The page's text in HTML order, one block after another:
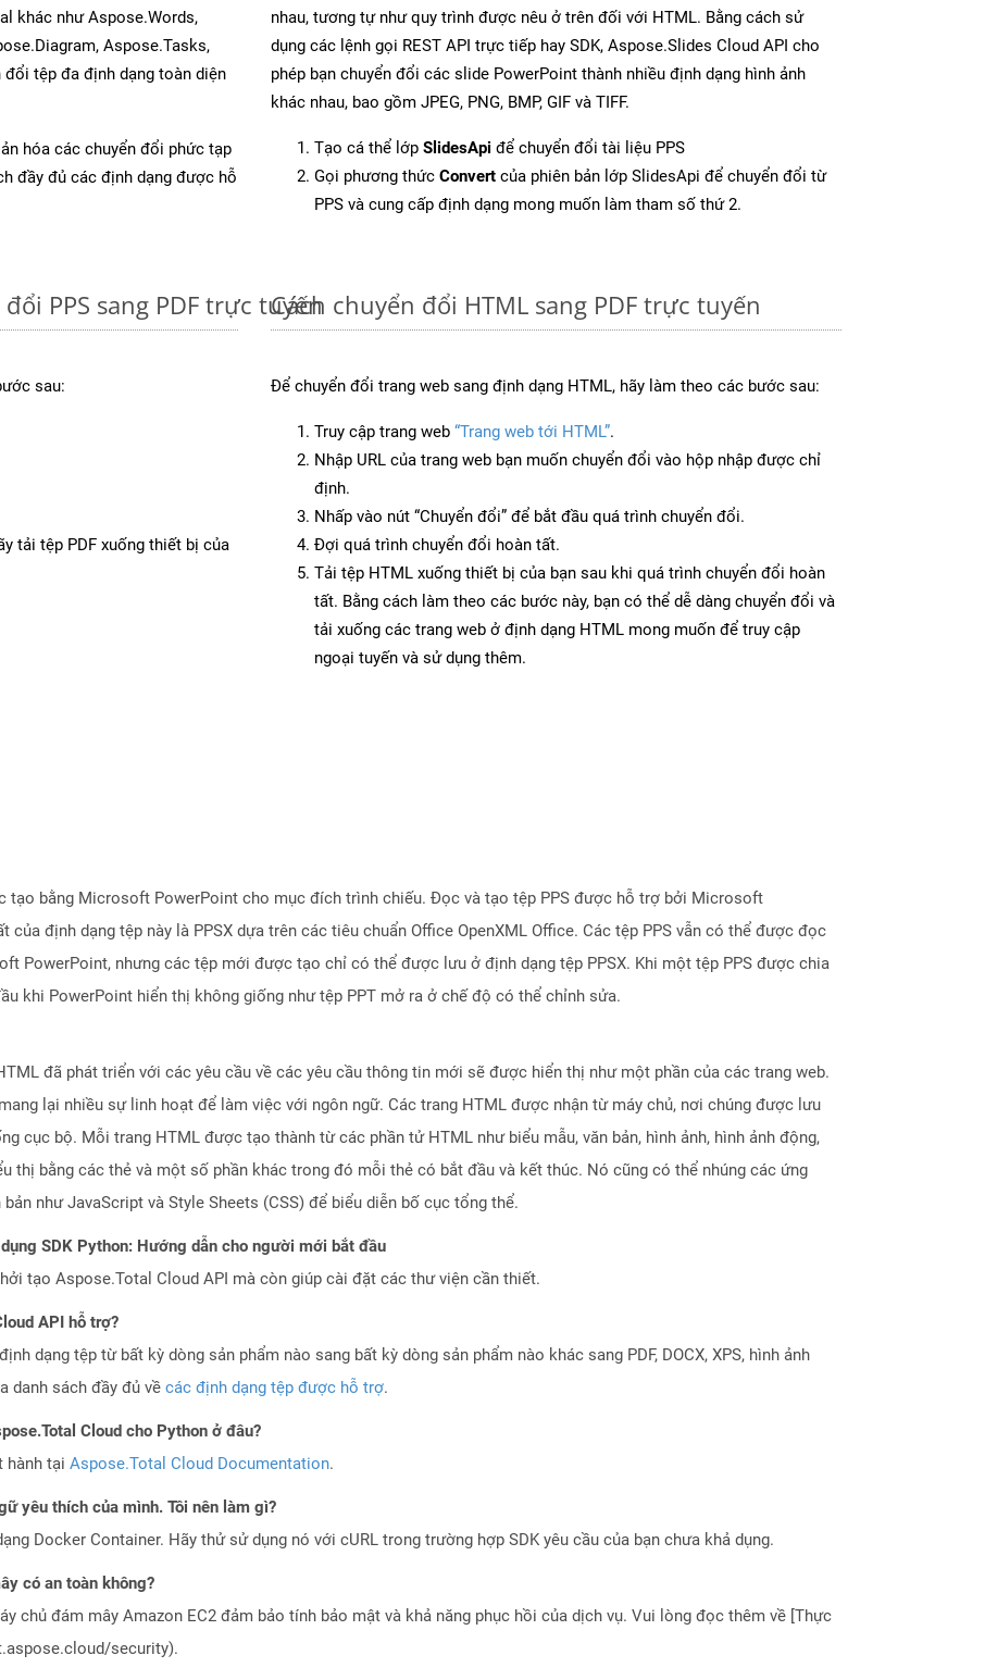
khác như Aspose.Words,
Aspose.Tasks,
tệp đa định dạng toàn diện
hóa các chuyển đổi phức tạp
đầy đủ các định dạng được hỗ
nhau, tương tự như quy trình được nêu ở trên đối với HTML. Bằng cách sử
dụng các lệnh gọi REST API trực tiếp hay SDK, Aspose.Slides Cloud API cho
phép bạn chuyển đổi các slide PowerPoint thành nhiều định dạng hình ảnh
khác nhau, bao gồm JPEG, PNG, BMP, GIF và TIFF.
Tạo cá thể lớp SlidesApi để chuyển đổi tài liệu PPS
Gọi phương thức Convert của phiên bản lớp SlidesApi để chuyển đổi từ
PPS và cung cấp định dạng mong muốn làm tham số thứ 2.
PPS sang PDF trực tuyến
sau:
tải tệp PDF xuống thiết bị của
Cách chuyển đổi HTML sang PDF trực tuyến
Để chuyển đổi trang web sang định dạng HTML, hãy làm theo các bước sau:
Truy cập trang web “Trang web tới HTML”.
Nhập URL của trang web bạn muốn chuyển đổi vào hộp nhập được chỉ
định.
Nhấp vào nút “Chuyển đổi” để bắt đầu quá trình chuyển đổi.
Đợi quá trình chuyển đổi hoàn tất.
Tải tệp HTML xuống thiết bị của bạn sau khi quá trình chuyển đổi hoàn
tất. Bằng cách làm theo các bước này, bạn có thể dễ dàng chuyển đổi và
tải xuống các trang web ở định dạng HTML mong muốn để truy cập
ngoại tuyến và sử dụng thêm.
tạo bằng Microsoft PowerPoint cho mục đích trình chiếu. Đọc và tạo tệp PPS được hỗ trợ bởi Microsoft
của định dạng tệp này là PPSX dựa trên các tiêu chuẩn Office OpenXML Office. Các tệp PPS vẫn có thể được đọc
PowerPoint, nhưng các tệp mới được tạo chỉ có thể được lưu ở định dạng tệp PPSX. Khi một tệp PPS được chia
khi PowerPoint hiển thị không giống như tệp PPT mở ra ở chế độ có thể chỉnh sửa.
đã phát triển với các yêu cầu về các yêu cầu thông tin mới sẽ được hiển thị như một phần của các trang web.
lại nhiều sự linh hoạt để làm việc với ngôn ngữ. Các trang HTML được nhận từ máy chủ, nơi chúng được lưu
cục bộ. Mỗi trang HTML được tạo thành từ các phần tử HTML như biểu mẫu, văn bản, hình ảnh, hình ảnh động,
thị bằng các thẻ và một số phần khác trong đó mỗi thẻ có bắt đầu và kết thúc. Nó cũng có thể nhúng các ứng
như JavaScript và Style Sheets (CSS) để biểu diễn bố cục tổng thể.
SDK Python: Hướng dẫn cho người mới bắt đầu
tạo Aspose.Total Cloud API mà còn giúp cài đặt các thư viện cần thiết.
API hỗ trợ?
dạng tệp từ bất kỳ dòng sản phẩm nào sang bất kỳ dòng sản phẩm nào khác sang PDF, DOCX, XPS, hình ảnh
danh sách đầy đủ về các định dạng tệp được hỗ trợ.
Cloud cho Python ở đâu?
hành tại Aspose.Total Cloud Documentation.
yêu thích của mình. Tôi nên làm gì?
Docker Container. Hãy thử sử dụng nó với cURL trong trường hợp SDK yêu cầu của bạn chưa khả dụng.
có an toàn không?
chủ đám mây Amazon EC2 đảm bảo tính bảo mật và khả năng phục hồi của dịch vụ. Vui lòng đọc thêm về [Thực
security).